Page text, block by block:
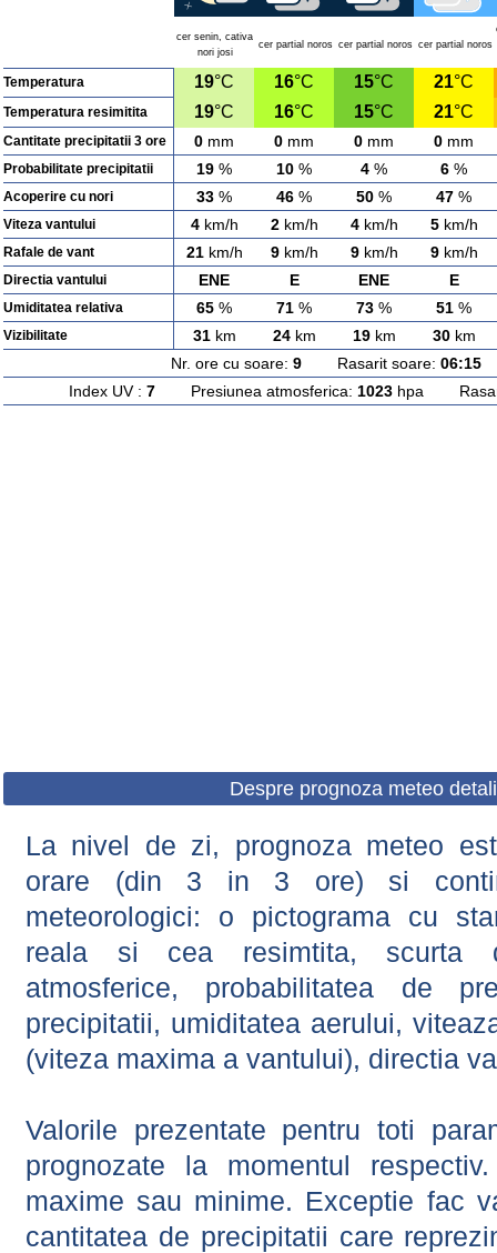
cer senin, cativa
nori josi
cer partial noros cer partial noros cer partial noros
Temperatura 19°C 16°C 15°C 21°C
Temperatura resimitita 19°C 16°C 15°C 21°C
Cantitate precipitatii 3 ore 0 mm 0 mm 0 mm 0 mm
Probabilitate precipitatii 19 % 10 % 4 % 6 %
Acoperire cu nori 33 % 46 % 50 % 47 %
Viteza vantului 4km/h 2km/h 4km/h 5km/h
Rafale de vant 21km/h 9km/h 9km/h 9km/h
Directia vantului ENE E ENE E
Umiditatea relativa 65 % 71 % 73 % 51 %
Vizibilitate 31km 24km 19km 30km
Nr. ore cu soare: 9Rasarit soare: 06:15
Index UV : 7Presiunea atmosferica: 1023hpa
Despre prognoza meteo
La nivel de zi, prognoza meteo
orare (din 3 in 3 ore) si
meteorologici: o pictograma cu
reala si cea resimtita, scurta
atmosferice, probabilitatea de
precipitatii, umiditatea aerului,
(viteza maxima a vantului), directia
Valorile prezentate pentru toti
prognozate la momentul
maxime sau minime. Exceptie fac
cantitatea de precipitatii care